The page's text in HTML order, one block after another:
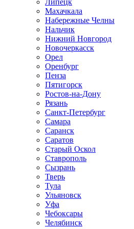
Липецк
Махачкала
Набережные Челны
Нальчик
Нижний Новгород
Новочеркасск
Орел
Оренбург
Пенза
Пятигорск
Ростов-на-Дону
Рязань
Санкт-Петербург
Самара
Саранск
Саратов
Старый Оскол
Ставрополь
Сызрань
Тверь
Тула
Ульяновск
Уфа
Чебоксары
Челябинск